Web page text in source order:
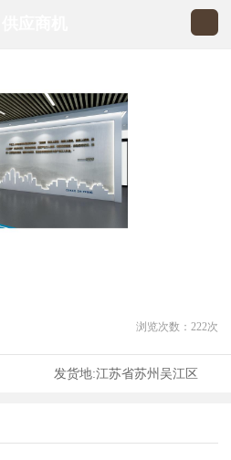
浏览次数： 222次
发货地:江苏省苏州吴江区